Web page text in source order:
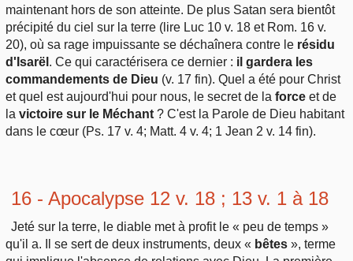
maintenant hors de son atteinte. De plus Satan sera bientôt
précipité du ciel sur la terre (lire Luc 10 v. 18 et Rom. 16 v.
20), où sa rage impuissante se déchaînera contre le résidu
d'Isarël . Ce qui caractérisera ce dernier : il gardera les
commandements de Dieu (v. 17 fin). Quel a été pour Christ
et quel est aujourd'hui pour nous, le secret de la force et de
la victoire sur le Méchant ? C'est la Parole de Dieu habitant
dans le cœur (Ps. 17 v. 4; Matt. 4 v. 4; 1 Jean 2 v. 14 fin).
16 - Apocalypse 12 v. 18 ; 13 v. 1 à 18
Jeté sur la terre, le diable met à profit le « peu de temps »
qu'il a. Il se sert de deux instruments, deux « bêtes », terme